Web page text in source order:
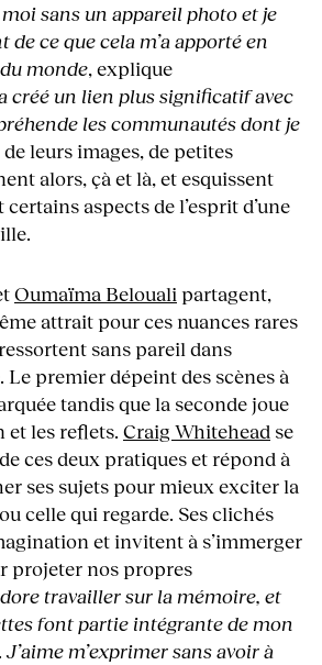
sans un appareil photo et je
de ce que cela m’a apporté en
monde, explique
créé un lien plus significatif avec
les communautés dont je
leurs images, de petites
alors, çà et là, et esquissent
aspects de l’esprit d’une
Oumaïma Belouali partagent,
attrait pour ces nuances rares
sans pareil dans
Le premier dépeint des scènes à
tandis que la seconde joue
et les reflets. Craig Whitehead se
ces deux pratiques et répond à
ses sujets pour mieux exciter la
celle qui regarde. Ses clichés
et invitent à s’immerger
projeter nos propres
travailler sur la mémoire, et
font partie intégrante de mon
J’aime m’exprimer sans avoir à